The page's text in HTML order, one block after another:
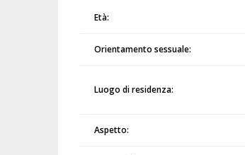
Età:
Orientamento sessuale:
Luogo di residenza:
Aspetto: